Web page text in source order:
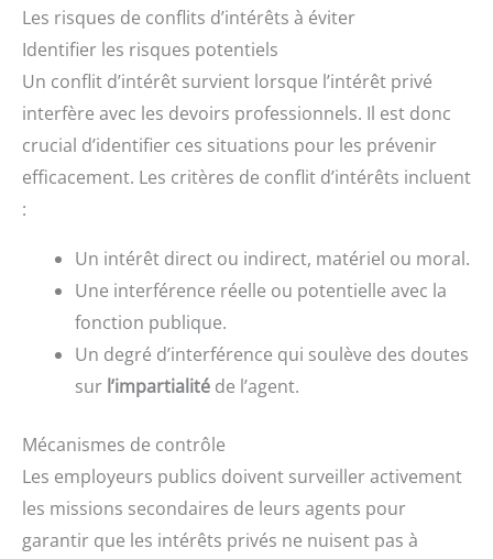
Les risques de conflits d’intérêts à éviter
Identifier les risques potentiels
Un conflit d’intérêt survient lorsque l’intérêt privé
interfère avec les devoirs professionnels. Il est donc
crucial d’identifier ces situations pour les prévenir
efficacement. Les critères de conflit d’intérêts incluent
:
Un intérêt direct ou indirect, matériel ou moral.
Une interférence réelle ou potentielle avec la
fonction publique.
Un degré d’interférence qui soulève des doutes
sur l’impartialité de l’agent.
Mécanismes de contrôle
Les employeurs publics doivent surveiller activement
les missions secondaires de leurs agents pour
garantir que les intérêts privés ne nuisent pas à